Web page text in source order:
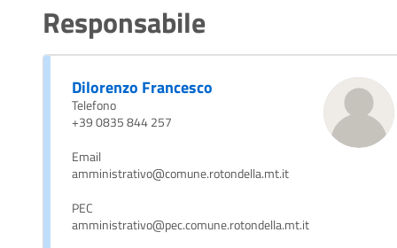
Responsabile
Dilorenzo Francesco
Telefono
+39 0835 844 257
Email
amministrativo@comune.rotondella.mt.it
PEC
amministrativo@pec.comune.rotondella.mt.it